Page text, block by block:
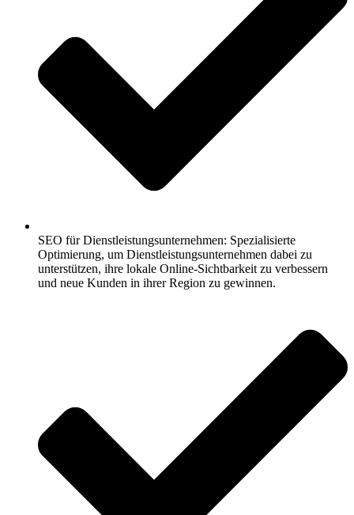
SEO für Dienstleistungsunternehmen: Spezialisierte
Optimierung, um Dienstleistungsunternehmen dabei zu
unterstützen, ihre lokale Online-Sichtbarkeit zu verbessern
und neue Kunden in ihrer Region zu gewinnen.